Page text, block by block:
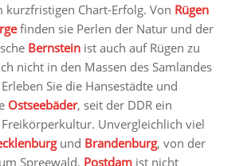
kurzfristigen Chart-Erfolg. Von Rügen
finden sie Perlen der Natur und der
Bernsteinist auch auf Rügen zu
nicht in den Massen des Samlandes
Sie die Hansestädte und
Ostseebäder, seit der DDR ein
Unvergleichlich viel
und Brandenburg, von der
Spreewald. Postdamist nicht